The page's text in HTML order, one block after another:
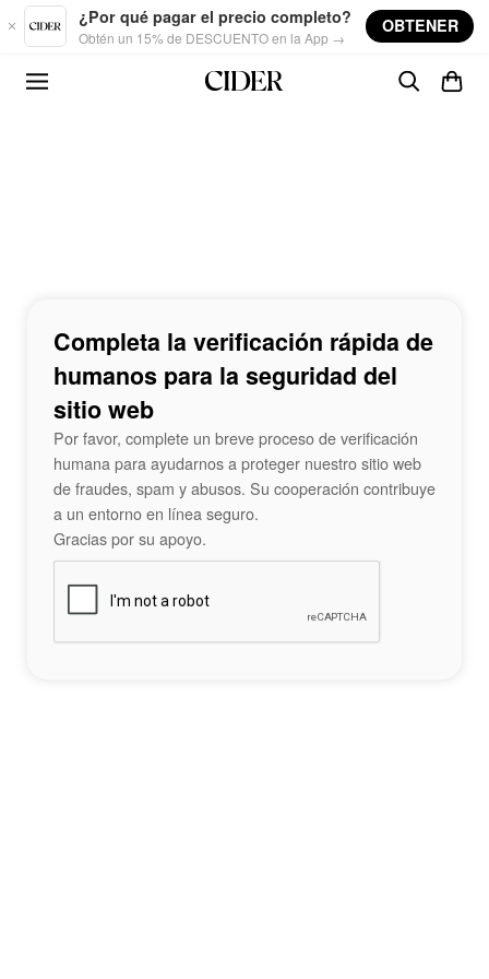
Skip to main content
¿Por qué pagar el precio completo?
Obtén un 15% de DESCUENTO en la App →
OBTENER
Completa la verificación rápida de
humanos para la seguridad del
sitio web
Por favor, complete un breve proceso de verificación
humana para ayudarnos a proteger nuestro sitio web
de fraudes, spam y abusos. Su cooperación contribuye
a un entorno en línea seguro.
Gracias por su apoyo.